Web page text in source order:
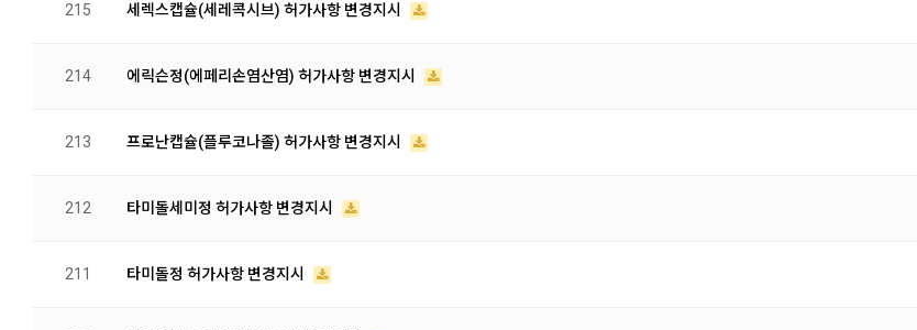
215 세렉스캡슐(세레콕시브) 허가사항 변경지시
214 에릭슨정(에페리손염산염) 허가사항 변경지시
213 프로난캡슐(플루코나졸) 허가사항 변경지시
212 타미돌세미정 허가사항 변경지시
211 타미돌정 허가사항 변경지시